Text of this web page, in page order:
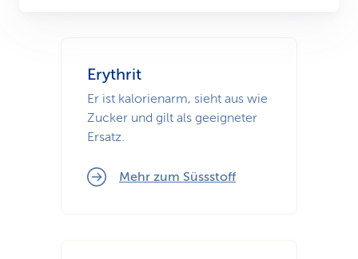
Erythrit
Er ist kalorienarm, sieht aus wie
Zucker und gilt als geeigneter
Ersatz.
Mehr zum Süssstoff